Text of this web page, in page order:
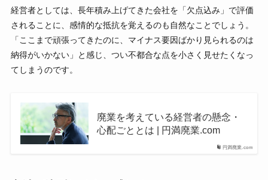
経営者としては、長年積み上げてきた会社を「欠点込み」で評価
されることに、感情的な抵抗を覚えるのも自然なことでしょう。
「ここまで頑張ってきたのに、マイナス要因ばかり見られるのは
納得がいかない」と感じ、つい不都合な点を小さく見せたくなっ
てしまうのです。
円満廃業.com
廃業を考えている経営者の懸念・
心配ごととは | 円満廃業.com